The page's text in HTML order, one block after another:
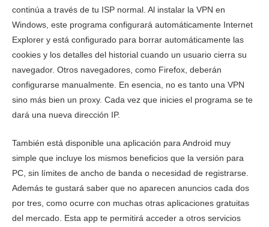
continúa a través de tu ISP normal. Al instalar la VPN en
Windows, este programa configurará automáticamente Internet
Explorer y está configurado para borrar automáticamente las
cookies y los detalles del historial cuando un usuario cierra su
navegador. Otros navegadores, como Firefox, deberán
configurarse manualmente. En esencia, no es tanto una VPN
sino más bien un proxy. Cada vez que inicies el programa se te
dará una nueva dirección IP.
También está disponible una aplicación para Android muy
simple que incluye los mismos beneficios que la versión para
PC, sin límites de ancho de banda o necesidad de registrarse.
Además te gustará saber que no aparecen anuncios cada dos
por tres, como ocurre con muchas otras aplicaciones gratuitas
del mercado. Esta app te permitirá acceder a otros servicios